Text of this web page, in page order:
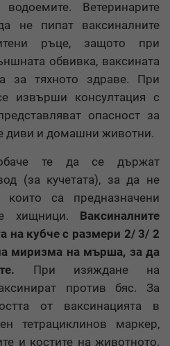
Ветеринарите
не пипат ваксиналните
ръце, защото при
обвивка, ваксината
за тяхното здраве. При
извърши консултация с
опасност за
диви и домашни животни.
те да се държат
(за кучетата), за да не
са предназначени
хищници. Ваксиналните
на кубче с размери 2/ 3/ 2
миризма на мърша, за да
При изяждане на
против бяс. За
от ваксинацията в
тетрациклинов маркер,
и костите на животното.